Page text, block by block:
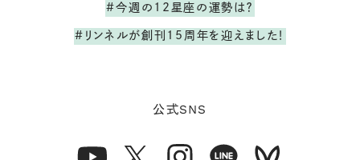
#今週の12星座の運勢は？
#リンネルが創刊15周年を迎えました！
公式SNS